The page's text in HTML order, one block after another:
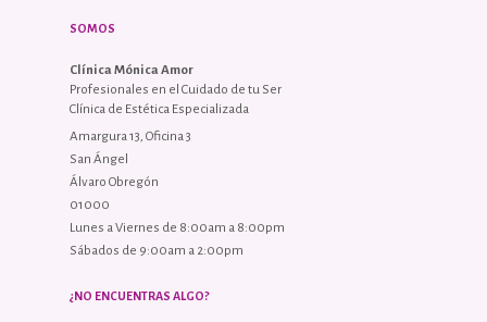
SOMOS
Clínica Mónica Amor
Profesionales en el Cuidado de tu Ser
Clínica de Estética Especializada
Amargura 13, Oficina 3
San Ángel
Álvaro Obregón
01000
Lunes a Viernes de 8:00am a 8:00pm
Sábados de 9:00am a 2:00pm
¿NO ENCUENTRAS ALGO?